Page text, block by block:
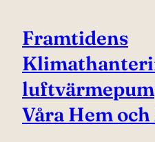
Framtidens
Våra Hem